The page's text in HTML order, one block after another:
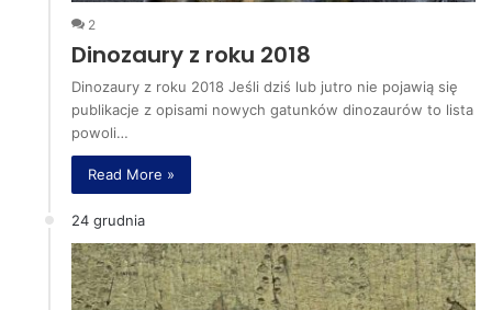
2
Dinozaury z roku 2018
Dinozaury z roku 2018 Jeśli dziś lub jutro nie pojawią się
publikacje z opisami nowych gatunków dinozaurów to lista
powoli…
Read More »
24 grudnia